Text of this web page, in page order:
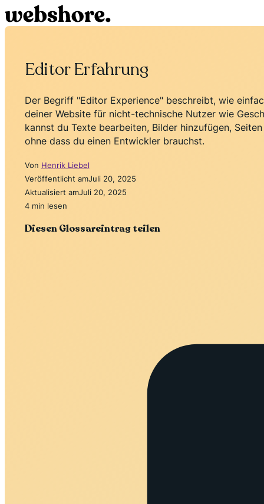
Editor Erfahrung
Der Begriff "Editor Experience" beschreibt, wie
deiner Website für nicht-technische Nutzer wie
kannst du Texte bearbeiten, Bilder hinzufügen,
ohne dass du einen Entwickler brauchst.
Von Henrik Liebel
Veröffentlicht amJuli 20, 2025
Aktualisiert amJuli 20, 2025
4 min lesen
Diesen Glossareintrag teilen